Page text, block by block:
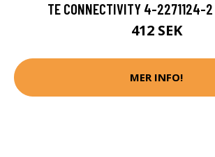
TE CONNECTIVITY 4-2271124-2
412 SEK
MER INFO!